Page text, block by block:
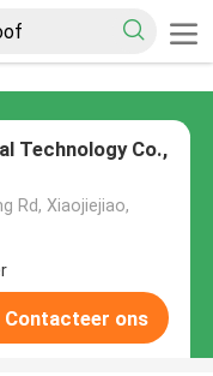
Technology Co.,
Rd, Xiaojiejiao,
Contacteer ons